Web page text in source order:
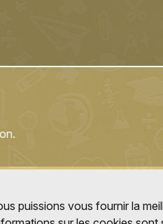
puissions vous fournir la